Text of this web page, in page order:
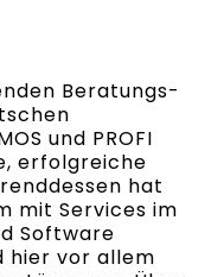
Beratungs-
und PROFI
erfolgreiche
hat
mit Services im
Software
hier vor allem